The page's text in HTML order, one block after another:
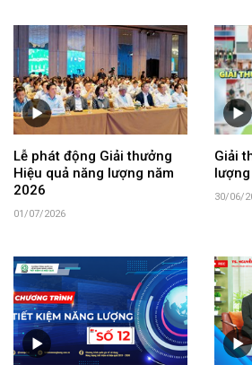
Lễ phát động Giải thưởng
Hiệu quả năng lượng năm
2026
01/07/2026
Giải
30/06/